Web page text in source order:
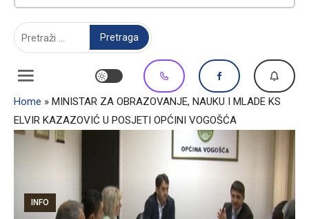
Home » MINISTAR ZA OBRAZOVANJE, NAUKU I MLADE KS
ELVIR KAZAZOVIĆ U POSJETI OPĆINI VOGOŠĆA
INFO